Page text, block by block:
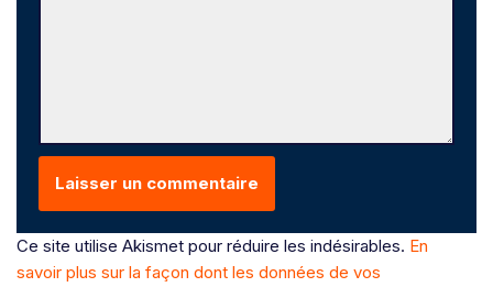
Ce site utilise Akismet pour réduire les indésirables. En
savoir plus sur la façon dont les données de vos